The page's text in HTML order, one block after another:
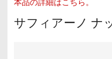
サフィアーノ ナ